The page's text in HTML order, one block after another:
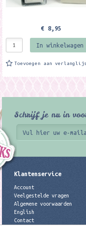
€ 8,95
In winkelwagen
Toevoegen aan
Schrijf je nu in
Klantenservice
Account
Veelgestelde vragen
Algemene voorwaarden
English
Contact